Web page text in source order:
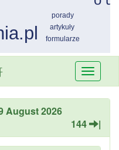
August 2026
144 |